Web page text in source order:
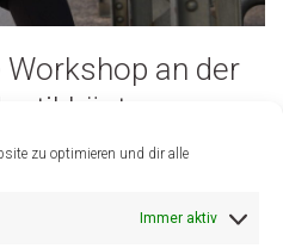
zu optimieren und dir alle
Immer aktiv
an der